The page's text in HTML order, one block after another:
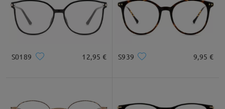
S0189 12,95 € S939 9,95 €